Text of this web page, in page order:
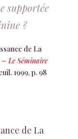
supportée
?
de La
Le Séminaire
1999, p. 98
de La